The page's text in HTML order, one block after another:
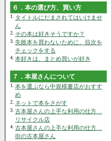
６．本の選び方、買い方
1.
タイトルにだまされてはいけませ
ん
2. その本は好きそうですか？
3. 失敗本を買わないために、目次を
チェックをする
4. 本好きは、まとめ買いが好き
７．本屋さんについて
1.
本を選ぶなら中規模書店がおすす
め
2. ネットで本をさがす
3. 古本屋さんの上手な利用の仕方…
リサイクル店
4. 古本屋さんの上手な利用の仕方…
街の古本屋さん